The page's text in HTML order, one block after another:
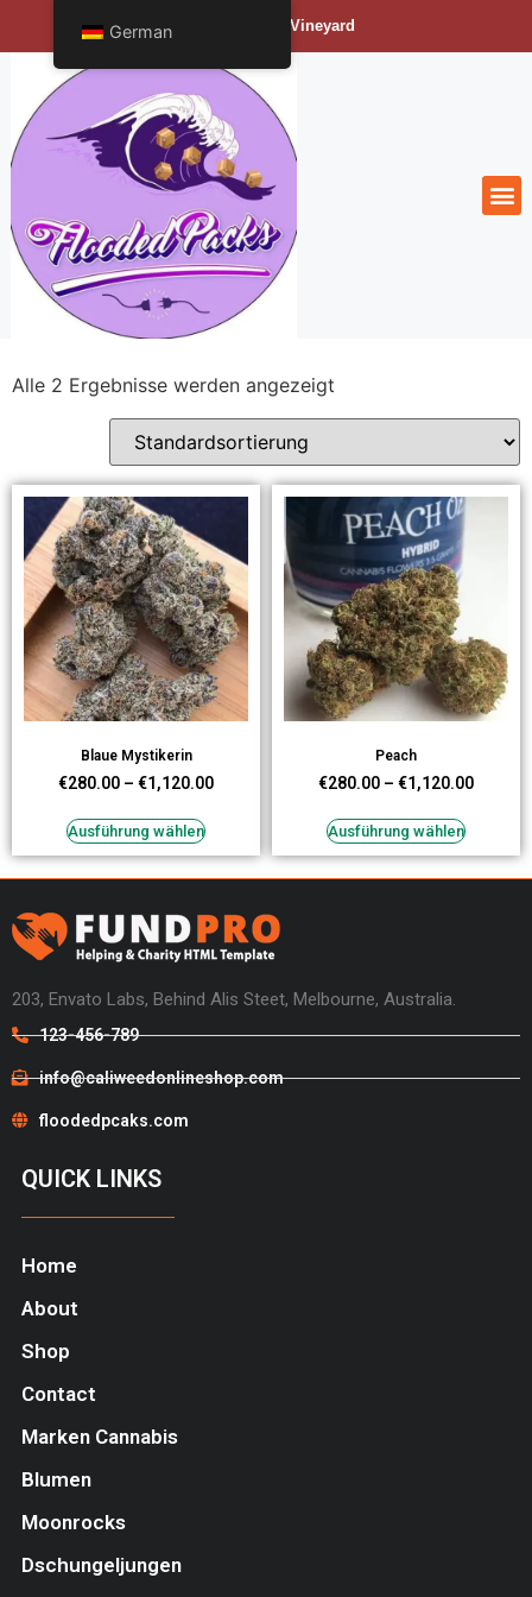
Bengals Vineyard
Alle 2 Ergebnisse werden angezeigt
Blaue Mystikerin
€280.00 – €1,120.00
Ausführung wählen
Peach
€280.00 – €1,120.00
Ausführung wählen
203, Envato Labs, Behind Alis Steet, Melbourne, Australia.
123-456-789
info@caliweedonlineshop.com
floodedpcaks.com
QUICK LINKS
Home
About
Shop
Contact
Marken Cannabis
Blumen
Moonrocks
Dschungeljungen
German